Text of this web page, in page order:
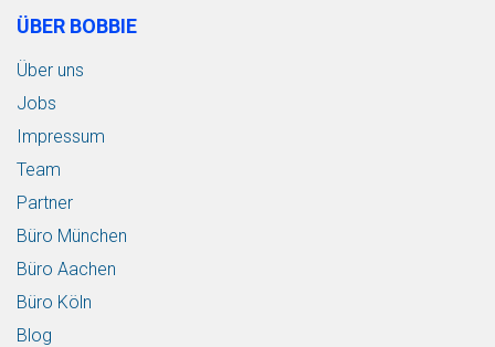
ÜBER BOBBIE
Über uns
Jobs
Impressum
Team
Partner
Büro München
Büro Aachen
Büro Köln
Blog